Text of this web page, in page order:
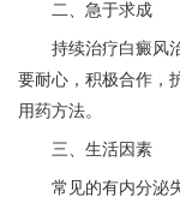
二、急于求成
持续治疗白癜风治
要耐心，积极合作，
用药方法。
三、生活因素
常见的有内分泌失